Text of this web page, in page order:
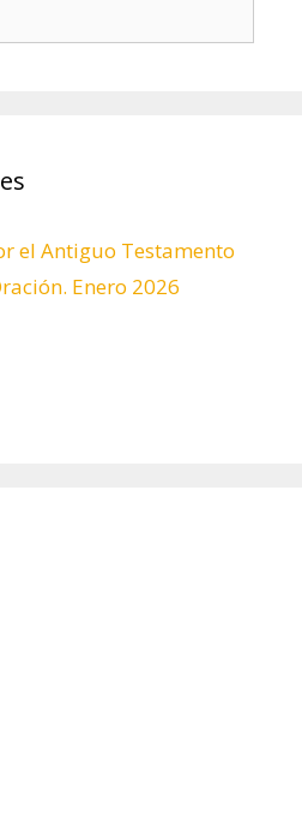
el Antiguo Testamento
Enero 2026